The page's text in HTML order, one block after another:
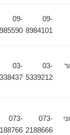
8984101
8985590
03-
5339212
5338437
073-
2188666
073-
2188766